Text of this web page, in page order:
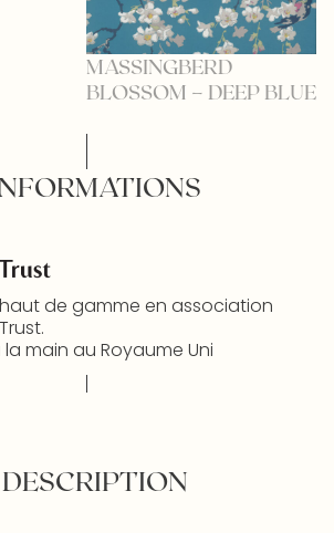
MASSINGBERD
BLOSSOM – DEEP BLUE
de gamme en association
main au Royaume Uni
DESCRIPTION